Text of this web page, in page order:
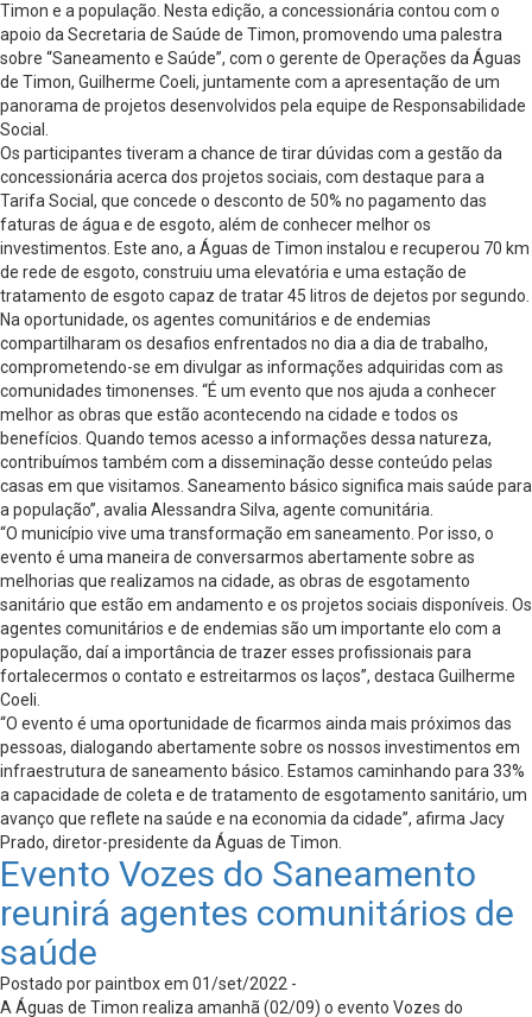
Timon e a população. Nesta edição, a concessionária contou com o
apoio da Secretaria de Saúde de Timon, promovendo uma palestra
sobre “Saneamento e Saúde”, com o gerente de Operações da Águas
de Timon, Guilherme Coeli, juntamente com a apresentação de um
panorama de projetos desenvolvidos pela equipe de Responsabilidade
Social.
Os participantes tiveram a chance de tirar dúvidas com a gestão da
concessionária acerca dos projetos sociais, com destaque para a
Tarifa Social, que concede o desconto de 50% no pagamento das
faturas de água e de esgoto, além de conhecer melhor os
investimentos. Este ano, a Águas de Timon instalou e recuperou 70 km
de rede de esgoto, construiu uma elevatória e uma estação de
tratamento de esgoto capaz de tratar 45 litros de dejetos por segundo.
Na oportunidade, os agentes comunitários e de endemias
compartilharam os desafios enfrentados no dia a dia de trabalho,
comprometendo-se em divulgar as informações adquiridas com as
comunidades timonenses. “É um evento que nos ajuda a conhecer
melhor as obras que estão acontecendo na cidade e todos os
benefícios. Quando temos acesso a informações dessa natureza,
contribuímos também com a disseminação desse conteúdo pelas
casas em que visitamos. Saneamento básico significa mais saúde para
a população”, avalia Alessandra Silva, agente comunitária.
“O município vive uma transformação em saneamento. Por isso, o
evento é uma maneira de conversarmos abertamente sobre as
melhorias que realizamos na cidade, as obras de esgotamento
sanitário que estão em andamento e os projetos sociais disponíveis. Os
agentes comunitários e de endemias são um importante elo com a
população, daí a importância de trazer esses profissionais para
fortalecermos o contato e estreitarmos os laços”, destaca Guilherme
Coeli.
“O evento é uma oportunidade de ficarmos ainda mais próximos das
pessoas, dialogando abertamente sobre os nossos investimentos em
infraestrutura de saneamento básico. Estamos caminhando para 33%
a capacidade de coleta e de tratamento de esgotamento sanitário, um
avanço que reflete na saúde e na economia da cidade”, afirma Jacy
Prado, diretor-presidente da Águas de Timon.
Evento Vozes do Saneamento
reunirá agentes comunitários de
saúde
Postado por paintbox em 01/set/2022 -
A Águas de Timon realiza amanhã (02/09) o evento Vozes do